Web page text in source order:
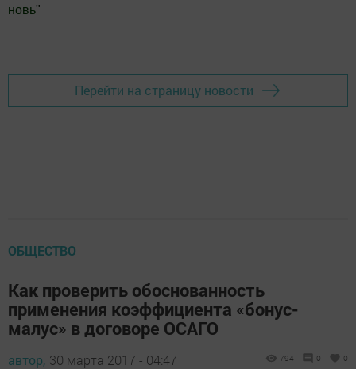
новь"
Перейти на страницу новости
ОБЩЕСТВО
Как проверить обоснованность
применения коэффициента «бонус-
малус» в договоре ОСАГО
автор, 30 марта 2017 - 04:47 794 0 0